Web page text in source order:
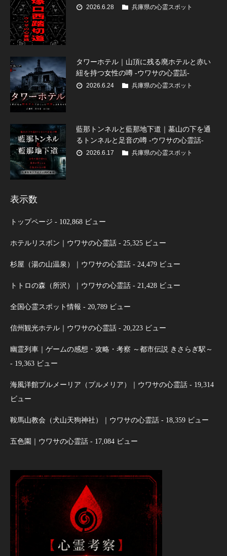
2026.6.28 兵庫県の心霊スポット
タワーホテル｜山頂に残る廃ホテルと赤い
紐を持つ女性の噂 -ウワサの心霊話-
2026.6.24 兵庫県の心霊スポット
藍那トンネルと藍那地下道｜墓山の下を通
るトンネルと足音の噂 -ウワサの心霊話-
2026.6.17 兵庫県の心霊スポット
表示数
トップページ - 102,868 ビュー
ホテルリスボン｜ウワサの心霊話 - 25,325 ビュー
杉屋（湯の山温泉）｜ウワサの心霊話 - 24,479 ビュー
トトロの森（所沢）｜ウワサの心霊話 - 21,428 ビュー
全国心霊スポット情報 - 20,789 ビュー
信州観光ホテル｜ウワサの心霊話 - 20,223 ビュー
幽霊列車｜ゲームの感想・攻略・考察 ～都市伝説 きさらぎ駅～
- 19,363 ビュー
海風洋館プルメーリア（プルメリア）｜ウワサの心霊話 - 19,314
ビュー
鞍馬山教会（犬山天狗神社）｜ウワサの心霊話 - 18,359 ビュー
五色園｜ウワサの心霊話 - 17,084 ビュー